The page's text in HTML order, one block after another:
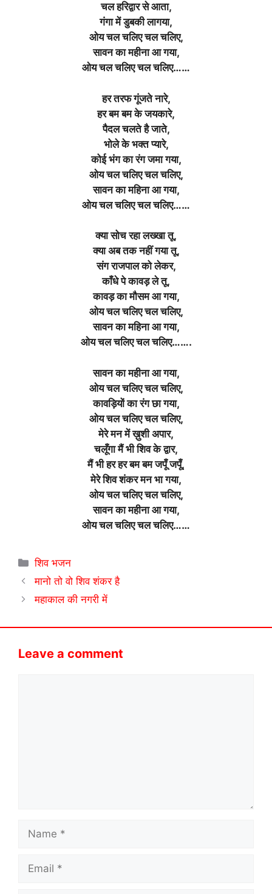
चल हरिद्वार से आता,
गंगा में डुबकी लागया,
ओय चल चलिए चल चलिए,
सावन का महीना आ गया,
ओय चल चलिए चल चलिए……
हर तरफ गूंजते नारे,
हर बम बम के जयकारे,
पैदल चलते है जाते,
भोले के भक्त प्यारे,
कोई भंग का रंग जमा गया,
ओय चल चलिए चल चलिए,
सावन का महिना आ गया,
ओय चल चलिए चल चलिए……
क्या सोच रहा लख्खा तू,
क्या अब तक नहीं गया तू,
संग राजपाल को लेकर,
काँधे पे कावड़ ले तू,
कावड़ का मौसम आ गया,
ओय चल चलिए चल चलिए,
सावन का महिना आ गया,
ओय चल चलिए चल चलिए…….
सावन का महीना आ गया,
ओय चल चलिए चल चलिए,
कावड़ियों का रंग छा गया,
ओय चल चलिए चल चलिए,
मेरे मन में ख़ुशी अपार,
चलूँगा मैं भी शिव के द्वार,
मैं भी हर हर बम बम जपूँ जपूँ,
मेरे शिव शंकर मन भा गया,
ओय चल चलिए चल चलिए,
सावन का महीना आ गया,
ओय चल चलिए चल चलिए……
Categories
शिव भजन
मानो तो वो शिव शंकर है
महाकाल की नगरी में
Leave a comment